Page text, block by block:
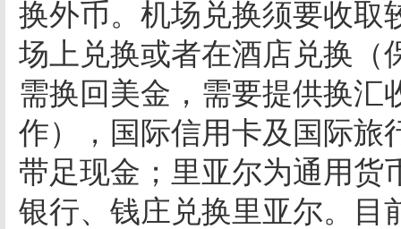
换外币。机场兑换须要收取
场上兑换或者在酒店兑换（
需换回美金，需要提供换汇
作），国际信用卡及国际旅
带足现金；里亚尔为通用货
银行、钱庄兑换里亚尔。目